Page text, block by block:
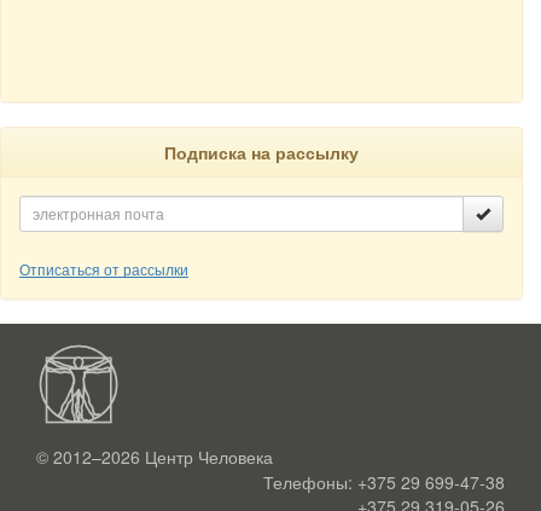
Подписка на рассылку
Отписаться от рассылки
© 2012–2026 Центр Человека
Телефоны: +375 29 699-47-38
+375 29 319-05-26